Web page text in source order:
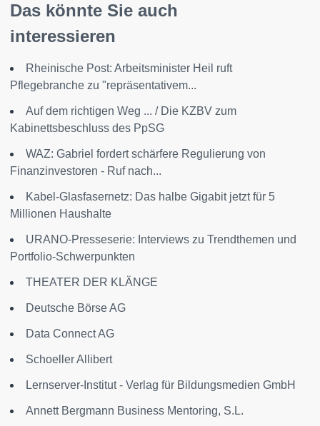
Das könnte Sie auch
interessieren
Rheinische Post: Arbeitsminister Heil ruft
Pflegebranche zu "repräsentativem...
Auf dem richtigen Weg ... / Die KZBV zum
Kabinettsbeschluss des PpSG
WAZ: Gabriel fordert schärfere Regulierung von
Finanzinvestoren - Ruf nach...
Kabel-Glasfasernetz: Das halbe Gigabit jetzt für 5
Millionen Haushalte
URANO-Presseserie: Interviews zu Trendthemen und
Portfolio-Schwerpunkten
THEATER DER KLÄNGE
Deutsche Börse AG
Data Connect AG
Schoeller Allibert
Lernserver-Institut - Verlag für Bildungsmedien GmbH
Annett Bergmann Business Mentoring, S.L.